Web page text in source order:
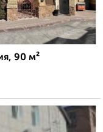
90 м²